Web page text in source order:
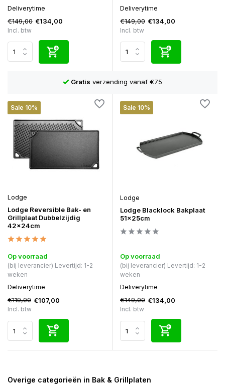
Deliverytime
€149,00 €134,00
Incl. btw
Deliverytime
€149,00 €134,00
Incl. btw
Gratis verzending vanaf €75
Sale 10%
Lodge
Lodge Reversible Bak- en
Grillplaat Dubbelzijdig
42x24cm
Op voorraad
(bij leverancier) Levertijd: 1-2
weken
Deliverytime
€119,00 €107,00
Incl. btw
Sale 10%
Lodge
Lodge Blacklock Bakplaat
51x25cm
Op voorraad
(bij leverancier) Levertijd: 1-2
weken
Deliverytime
€149,00 €134,00
Incl. btw
Overige categorieën in Bak & Grillplaten